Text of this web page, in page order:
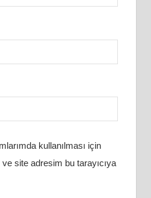
kullanılması için
site adresim bu tarayıcıya